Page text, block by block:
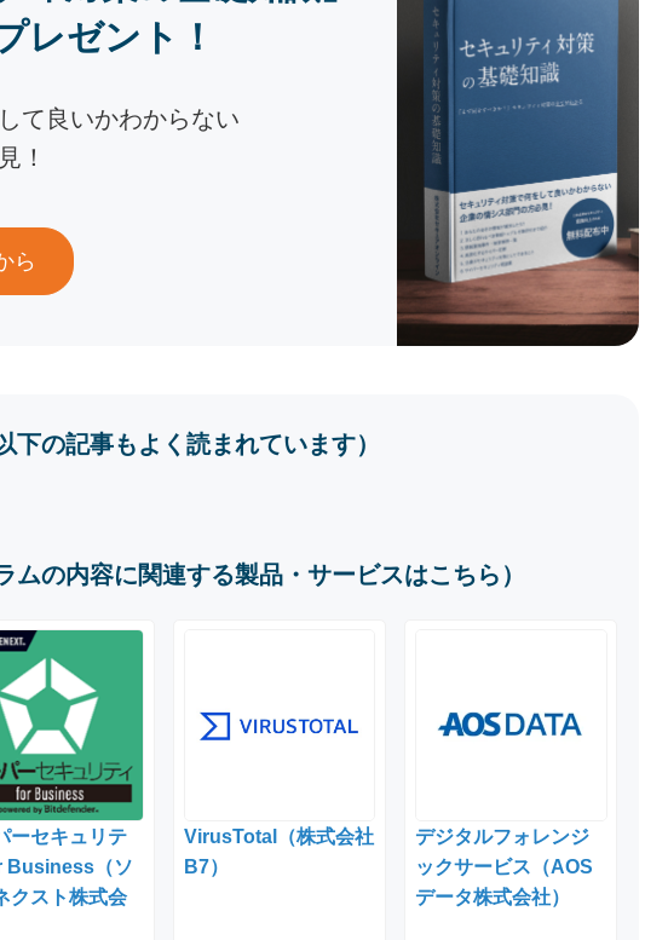
レゼント！
て良いかわからない
！
ら
下の記事もよく読まれています）
ムの内容に関連する製品・サービスはこちら）
ーセキュリテ
Business（ソ
クスト株式会
VirusTotal（株式会社
B7）
デジタルフォレンジ
ックサービス（AOS
データ株式会社）